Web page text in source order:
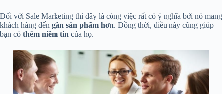
Đối với Sale Marketing thì đây là công việc rất có ý nghĩa bởi nó mang
khách hàng đến gần sản phẩm hơn. Đồng thời, điều này cũng giúp
bạn có thêm niềm tin của họ.